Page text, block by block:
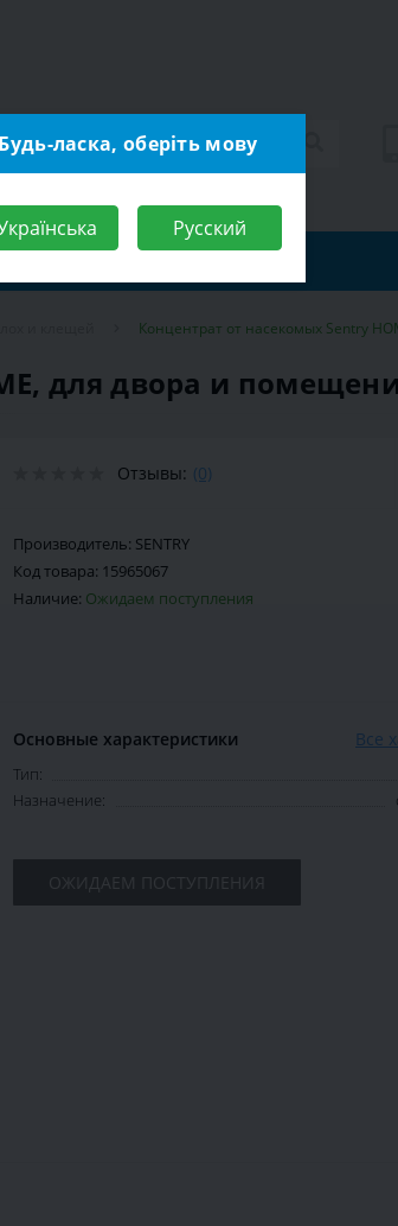
Концентрат от насекомых Sentry
для двора и
Отзывы: (0)
Производитель: SENTRY
Код товара: 15965067
Наличие: Ожидаем поступления
Основные характеристики Все
Тип:
Назначение:
ОЖИДАЕМ ПОСТУПЛЕНИЯ
Будь-ласка, оберіть мову
Русский